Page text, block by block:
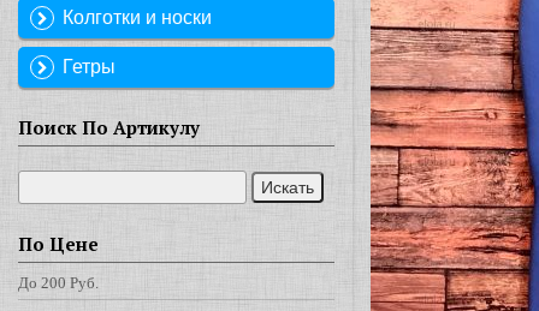
Колготки и носки
Гетры
Поиск По Артикулу
По Цене
До 200 Руб.